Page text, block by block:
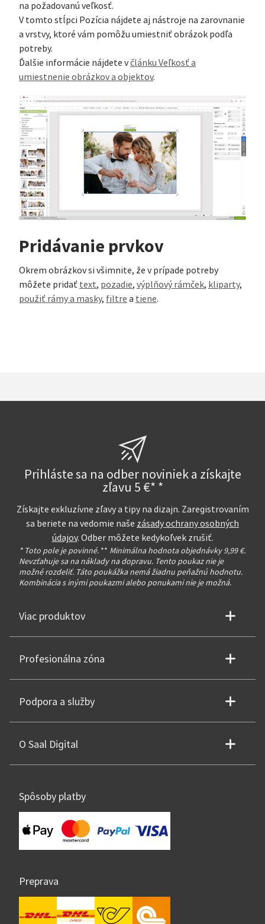
na požadovanú veľkosť.
V tomto stĺpci Pozícia nájdete aj nástroje na zarovnanie
a vrstvy, ktoré vám pomôžu umiestniť obrázok podľa
potreby.
Ďalšie informácie nájdete včlánku Veľkosť a
umiestnenie obrázkov a objektov.
Pridávanie prvkov
Okrem obrázkov si všimnite, že v prípade potreby
môžete pridať text, pozadie, výplňový rámček, kliparty,
použiť rámy a masky, filtre a tiene.
Prihláste sa na odber noviniek a získajte
zľavu 5 €* *
Získajte exkluzívne zľavy a tipy na dizajn. Zaregistrovaním
sa beriete na vedomie naše zásady ochrany osobných
údajov. Odber môžete kedykoľvek zrušiť.
* Toto pole je povinné. ** Minimálna hodnota objednávky 9,99 €.
Nevzťahuje sa na náklady na dopravu. Tento poukaz nie je
možné rozdeliť. Táto poukážka nemá žiadnu peňažnú hodnotu.
Kombinácia s inými poukazmi alebo ponukami nie je možná.
Viac produktov
Profesionálna zóna
Podpora a služby
O Saal Digital
Spôsoby platby
Preprava